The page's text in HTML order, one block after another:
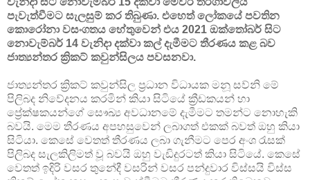
පැවැත්වීමට සැලසුම් කර තිබුණා. එහෙත් ලෝකයේ පවතින
කොරෝනා වසංගතය හේතුවෙන් එය 2021 ඔක්තෝබර් සිට
නොවැම්බර් 14 වැනිදා දක්වා කල් දැමීමට තීරණය කළ බව
ජාත්‍යන්තර ක්‍රිකට් කවුන්සිලය පවසනවා.
ජාත්‍යන්තර ක්‍රිකට් කවුන්සිල ප්‍රධාන විධායක මනූ සව්නි මේ
පිලිබද නිවේදනය කරමින් කියා සිටියේ ක්‍රීඩකයන් හා
ප්‍රේක්ෂකයන්ගේ සෞඛ්‍ය අවධානමේ දැමීමට තමන්ට නොහැකි
බවයි. මෙම තීරණය අපහසුවෙන් ලබාගත් එකක් බවත් ඔහු කියා
සිටියා. කෙසේ වෙතත් තීරණය ලබා ගැනීමට පෙර අංශ රැසක්
පිලිබද සැලකිලිමත් වූ බවයි ඔහු වැඩිදුරටත් කියා සිටියේ. කෙසේ
වෙතත් ඉදිරි වසර තුනේදී වසරින් වසර පන්දුවාර විස්සයි විස්ස